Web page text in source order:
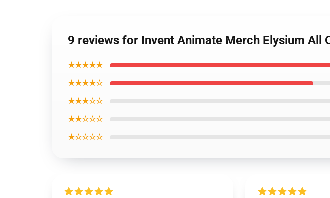
9 reviews for Invent Animate Merch Elysium All
★★★★★
★★★★☆
★★★☆☆
★★☆☆☆
★☆☆☆☆